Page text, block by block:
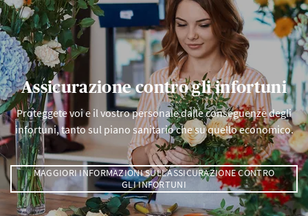
Assicurazione contro gli infortuni
Proteggete voi e il vostro personale dalle conseguenze degli
infortuni, tanto sul piano sanitario che su quello economico.
MAGGIORI INFORMAZIONI SULL’ASSICURAZIONE CONTRO
GLI INFORTUNI